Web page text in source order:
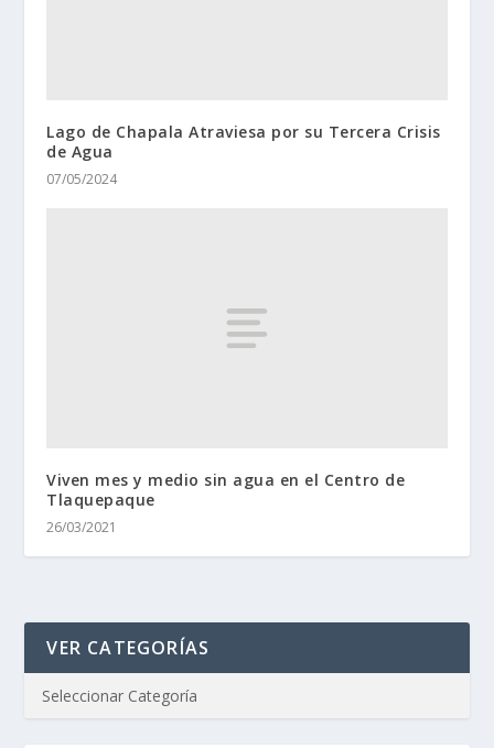
Lago de Chapala Atraviesa por su Tercera Crisis
de Agua
07/05/2024
Viven mes y medio sin agua en el Centro de
Tlaquepaque
26/03/2021
VER CATEGORÍAS